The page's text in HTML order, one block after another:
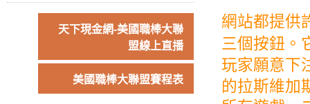
天下現金網-美國職棒大聯
盟線上直播
美國職棒大聯盟賽程表
網站都提供
三個按鈕。
玩家願意下
的拉斯維加